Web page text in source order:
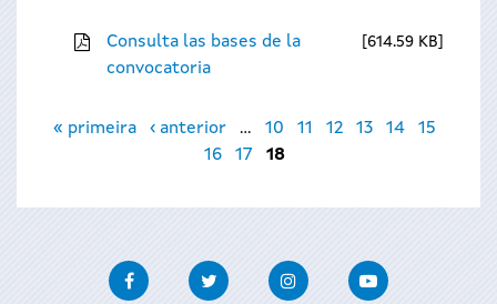
Consulta las bases de la
convocatoria
614.59 KB
Páginas
« primeira ‹ anterior … 10 11 12 13 14
15
16
17 18
FacebookTwitter InstagramYoutube